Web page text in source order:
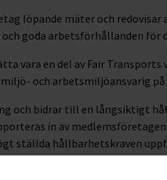
löpande mäter och redovisar
goda arbetsförhållanden för
vara en del av Fair Transports
och arbetsmiljöansvarig på
och bidrar till en långsiktigt
in av
ställda hållbarhetskraven
i miljö, kvalitet och